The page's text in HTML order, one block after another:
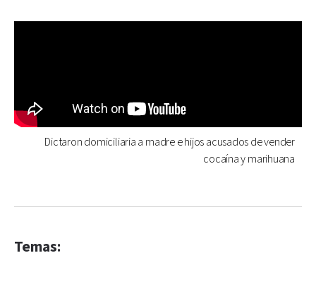
Dictaron domiciliaria a madre e hijos acusados de vender
cocaína y marihuana
Temas: